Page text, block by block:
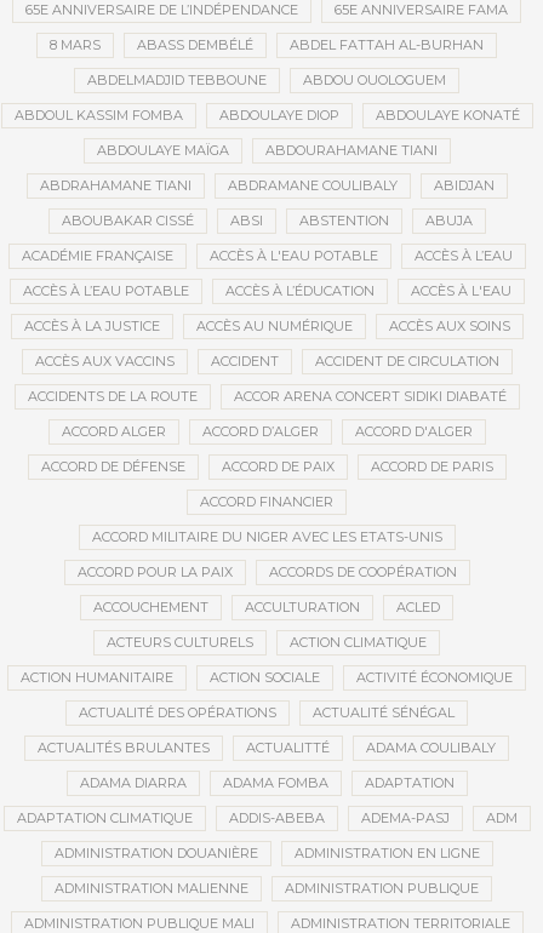
65E ANNIVERSAIRE DE L’INDÉPENDANCE 65E ANNIVERSAIRE FAMA
8 MARS ABASS DEMBÉLÉ ABDEL FATTAH AL-BURHAN
ABDELMADJID TEBBOUNE ABDOU OUOLOGUEM
ABDOUL KASSIM FOMBA ABDOULAYE DIOP ABDOULAYE KONATÉ
ABDOULAYE MAÏGA ABDOURAHAMANE TIANI
ABDRAHAMANE TIANI ABDRAMANE COULIBALY ABIDJAN
ABOUBAKAR CISSÉ ABSI ABSTENTION ABUJA
ACADÉMIE FRANÇAISE ACCÈS À L'EAU POTABLE ACCÈS À L’EAU
ACCÈS À L’EAU POTABLE ACCÈS À L’ÉDUCATION ACCÈS À L'EAU
ACCÈS À LA JUSTICE ACCÈS AU NUMÉRIQUE ACCÈS AUX SOINS
ACCÈS AUX VACCINS ACCIDENT ACCIDENT DE CIRCULATION
ACCIDENTS DE LA ROUTE ACCOR ARENA CONCERT SIDIKI DIABATÉ
ACCORD ALGER ACCORD D’ALGER ACCORD D'ALGER
ACCORD DE DÉFENSE ACCORD DE PAIX ACCORD DE PARIS
ACCORD FINANCIER
ACCORD MILITAIRE DU NIGER AVEC LES ETATS-UNIS
ACCORD POUR LA PAIX ACCORDS DE COOPÉRATION
ACCOUCHEMENT ACCULTURATION ACLED
ACTEURS CULTURELS ACTION CLIMATIQUE
ACTION HUMANITAIRE ACTION SOCIALE ACTIVITÉ ÉCONOMIQUE
ACTUALITÉ DES OPÉRATIONS ACTUALITÉ SÉNÉGAL
ACTUALITÉS BRULANTES ACTUALITTÉ ADAMA COULIBALY
ADAMA DIARRA ADAMA FOMBA ADAPTATION
ADAPTATION CLIMATIQUE ADDIS-ABEBA ADEMA-PASJ ADM
ADMINISTRATION DOUANIÈRE ADMINISTRATION EN LIGNE
ADMINISTRATION MALIENNE ADMINISTRATION PUBLIQUE
ADMINISTRATION PUBLIQUE MALI ADMINISTRATION TERRITORIALE